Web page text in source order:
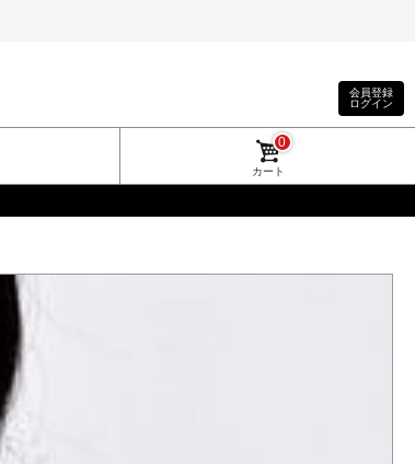
会員登録
ログイン
カート
0